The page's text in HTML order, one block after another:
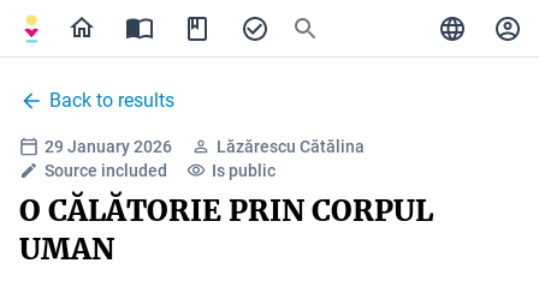
Back to results
29 January 2026
Lăzărescu Cătălina
Source included
Is public
O CĂLĂTORIE PRIN CORPUL
UMAN